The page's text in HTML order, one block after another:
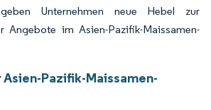
Unternehmen neue Hebel zur
Angebote im Asien-Pazifik-Maissamen-
Pazifik-Maissamen-